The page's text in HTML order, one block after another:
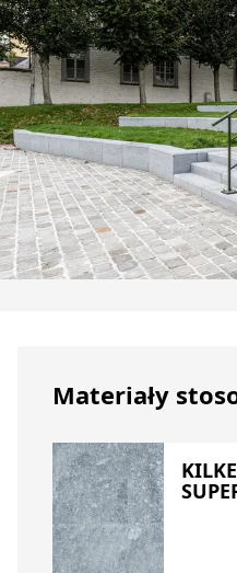
Materiały